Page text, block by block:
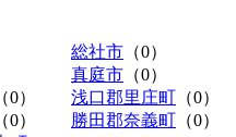
総社市 （0）
真庭市 （0）
（0） 浅口郡里庄町 （0）
（0） 勝田郡奈義町 （0）